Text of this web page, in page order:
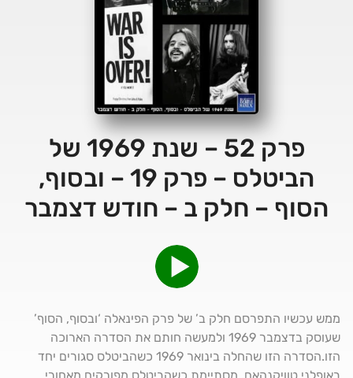
פרק 52 – שנת 1969 של
הביטלס – פרק 19 – ובסוף,
הסוף – חלק ב – חודש דצמבר
ממש עכשיו התפרסם חלק ב’ של פרק הפינאלה ‘ובסוף, הסוף’
שעוסק בדצמבר 1969 ולמעשה חותם את הסדרה הארוכה
הזו.הסדרה הזו שהחלה בינואר 1969 כשהביטלס סגורים יחד